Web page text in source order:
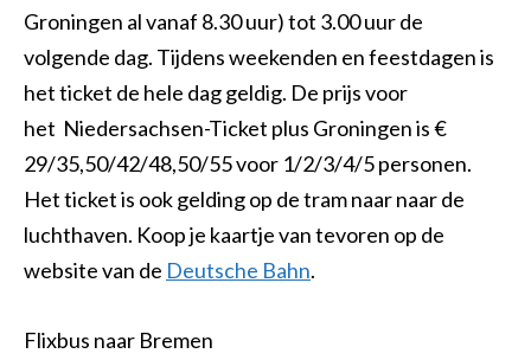
Groningen al vanaf 8.30 uur) tot 3.00 uur de
volgende dag. Tijdens weekenden en feestdagen is
het ticket de hele dag geldig. De prijs voor
het Niedersachsen-Ticket plus Groningen is €
29/35,50/42/48,50/55 voor 1/2/3/4/5 personen.
Het ticket is ook gelding op de tram naar naar de
luchthaven. Koop je kaartje van tevoren op de
website van de Deutsche Bahn.
Flixbus naar Bremen